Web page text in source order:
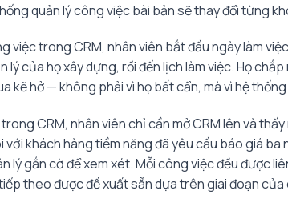
quản lý công việc bài bản sẽ thay đổi từng
việc trong CRM, nhân viên bắt đầu ngày làm
lý của họ xây dựng, rồi đến lịch làm việc. Họ
kẽ hở — không phải vì họ bất cẩn, mà vì hệ
CRM, nhân viên chỉ cần mở CRM lên và
khách hàng tiềm năng đã yêu cầu báo giá
lý gắn cờ để xem xét. Mỗi công việc đều được
theo được đề xuất sẵn dựa trên giai đoạn của